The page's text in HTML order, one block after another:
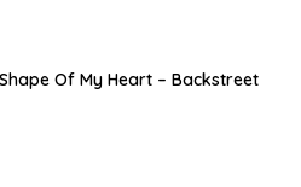
Of My Heart – Backstreet